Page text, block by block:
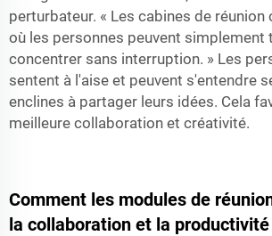
perturbateur. « Les cabines de
où les personnes peuvent simplement
concentrer sans interruption. » Les
sentent à l'aise et peuvent s'entendre
enclines à partager leurs idées. Cela
meilleure collaboration et créativité.
Comment les modules de
la collaboration et la productivité